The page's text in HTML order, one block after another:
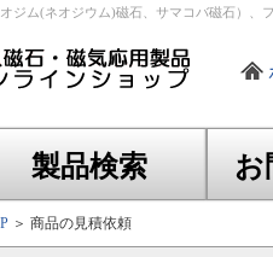
ジム(ネオジウム)磁石、サマコバ磁石）、
製品検索 お
＞ 商品の見積依頼